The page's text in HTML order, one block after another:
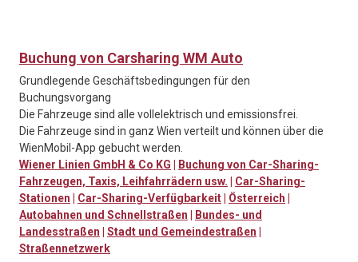
Buchung von Carsharing WM Auto
Grundlegende Geschäftsbedingungen für den
Buchungsvorgang
Die Fahrzeuge sind alle vollelektrisch und emissionsfrei.
Die Fahrzeuge sind in ganz Wien verteilt und können über die
WienMobil-App gebucht werden.
Wiener Linien GmbH & Co KG
Buchung von Car-Sharing-
Fahrzeugen, Taxis, Leihfahrrädern usw.
Car-Sharing-
Stationen
Car-Sharing-Verfügbarkeit Österreich
Autobahnen und Schnellstraßen
Bundes- und
Landesstraßen
Stadt und Gemeindestraßen
Straßennetzwerk